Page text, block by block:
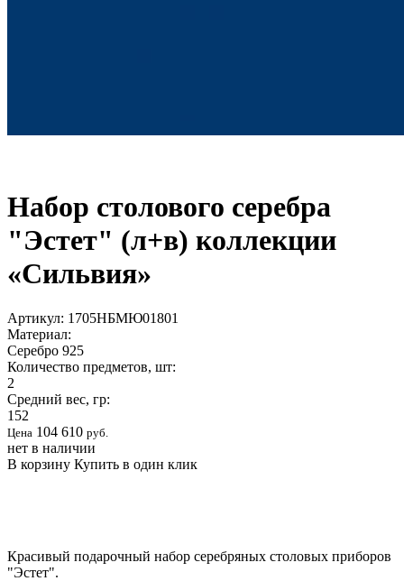
Набор столового серебра
"Эстет" (л+в) коллекции
«Сильвия»
Артикул: 1705НБМЮ01801
Материал:
Серебро 925
Количество предметов, шт:
2
Средний вес, гр:
152
Цена 104 610 руб.
нет в наличии
В корзину Купить в один клик
Красивый подарочный набор серебряных столовых приборов
"Эстет".